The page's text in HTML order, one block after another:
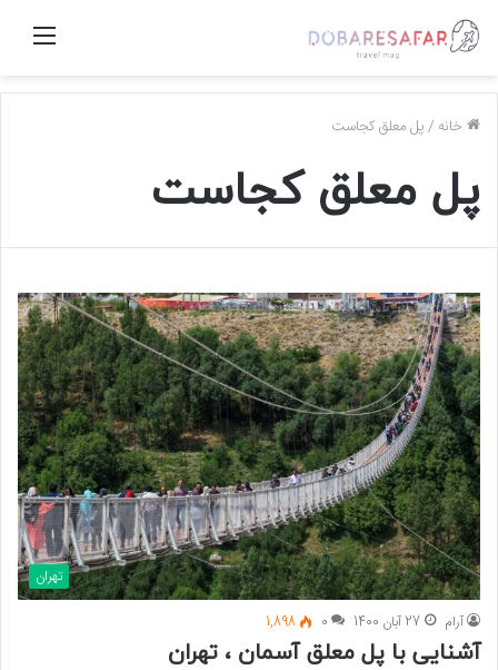
منو
خانه /پل معلق کجاست
پل معلق کجاست
تهران
آرام 27 آبان 1400 0
1,898
آشنایی با پل معلق آسمان ، تهران